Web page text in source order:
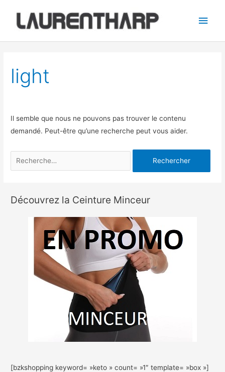
contenu
light
Il semble que nous ne pouvons pas trouver le contenu
demandé. Peut-être qu’une recherche peut vous aider.
Découvrez la Ceinture Minceur
[bzkshopping keyword= »keto » count= »1″ template= »box »]